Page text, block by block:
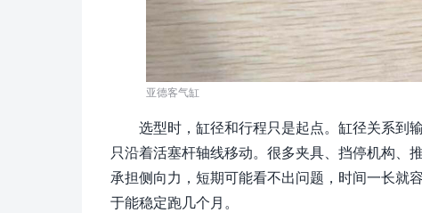
亚德客气缸
选型时，缸径和行程只是起点。缸径关系到
只沿着活塞杆轴线移动。很多夹具、挡停机构、
承担侧向力，短期可能看不出问题，时间一长就
于能稳定跑几个月。